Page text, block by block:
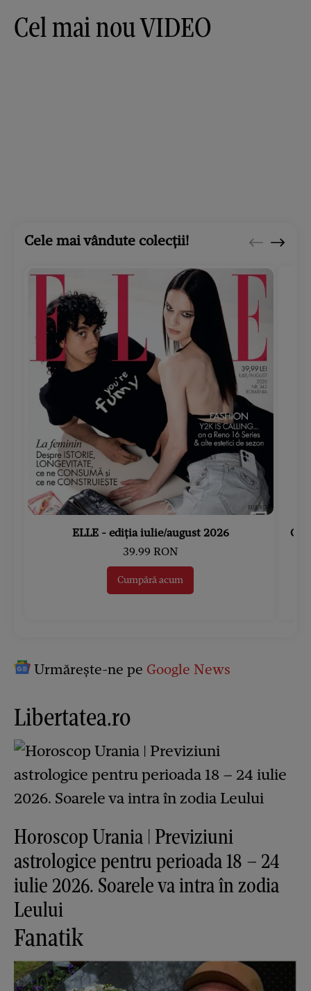
Cel mai nou VIDEO
Cele mai vândute colecții!
ELLE - ediția iulie/august 2026
39.99 RON
Cumpără acum
Urmărește-ne pe Google News
Libertatea.ro
Horoscop Urania | Previziuni
astrologice pentru perioada 18 – 24
iulie 2026. Soarele va intra în zodia
Leului
Fanatik